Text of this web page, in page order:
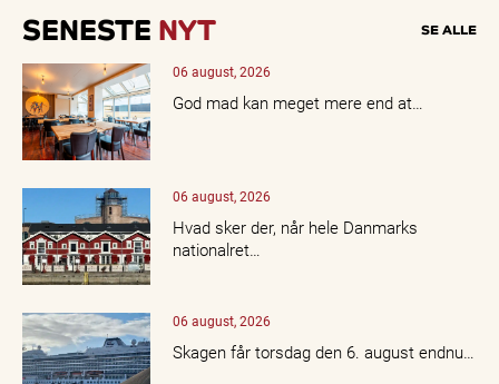
SENESTE NYT SE ALLE
06 august, 2026
God mad kan meget mere end at…
06 august, 2026
Hvad sker der, når hele Danmarks
nationalret…
06 august, 2026
Skagen får torsdag den 6. august endnu…